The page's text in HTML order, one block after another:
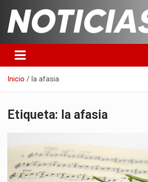
contenido
Noticias en español
Inicio la afasia
Etiqueta: la afasia